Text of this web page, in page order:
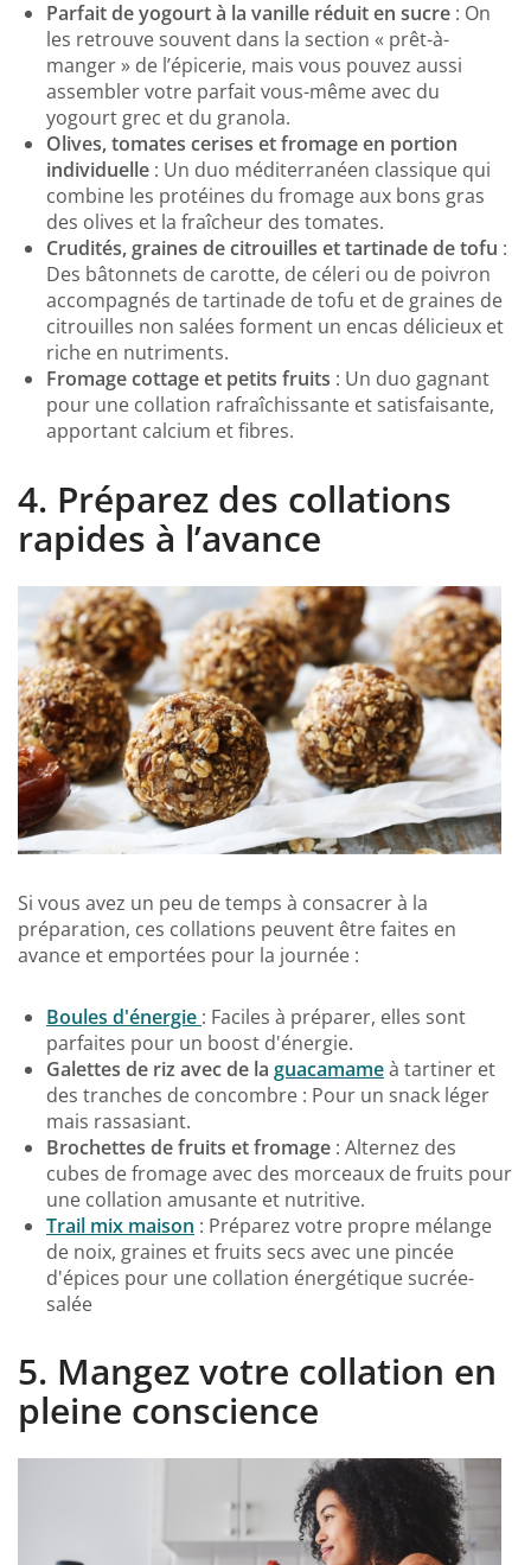
Parfait de yogourt à la vanille réduit en sucre : On
les retrouve souvent dans la section « prêt-à-
manger » de l’épicerie, mais vous pouvez aussi
assembler votre parfait vous-même avec du
yogourt grec et du granola.
Olives, tomates cerises et fromage en portion
individuelle : Un duo méditerranéen classique qui
combine les protéines du fromage aux bons gras
des olives et la fraîcheur des tomates.
Crudités, graines de citrouilles et tartinade de tofu :
Des bâtonnets de carotte, de céleri ou de poivron
accompagnés de tartinade de tofu et de graines de
citrouilles non salées forment un encas délicieux et
riche en nutriments.
Fromage cottage et petits fruits : Un duo gagnant
pour une collation rafraîchissante et satisfaisante,
apportant calcium et fibres.
4. Préparez des collations
rapides à l’avance
Si vous avez un peu de temps à consacrer à la
préparation, ces collations peuvent être faites en
avance et emportées pour la journée :
Boules d'énergie : Faciles à préparer, elles sont
parfaites pour un boost d'énergie.
Galettes de riz avec de la guacamameà tartiner et
des tranches de concombre : Pour un snack léger
mais rassasiant.
Brochettes de fruits et fromage : Alternez des
cubes de fromage avec des morceaux de fruits pour
une collation amusante et nutritive.
Trail mix maison : Préparez votre propre mélange
de noix, graines et fruits secs avec une pincée
d'épices pour une collation énergétique sucrée-
salée
5. Mangez votre collation en
pleine conscience